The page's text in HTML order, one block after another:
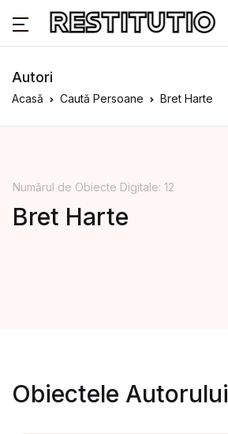
Autori
Acasă Caută Persoane Bret Harte
Numărul de Obiecte Digitale: 12
Bret Harte
Obiectele Autorului